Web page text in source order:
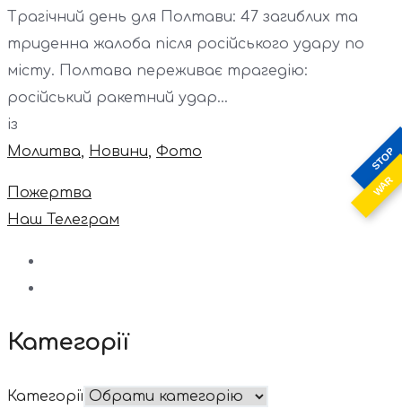
STOP
WAR
Трагічний день для Полтави: 47 загиблих та
триденна жалоба після російського удару по
місту. Полтава переживає трагедію:
російський ракетний удар...
із
Молитва, Новини, Фото
Пожертва
Наш Телеграм
Категорії
Категорії